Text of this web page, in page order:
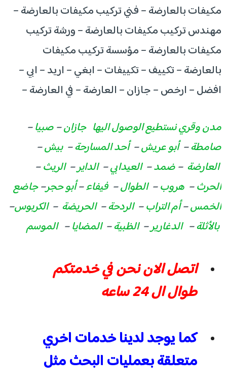
مكيفات بالعارضة – فني تركيب مكيفات بالعارضة –
مهندس تركيب مكيفات بالعارضة – ورشة تركيب
مكيفات بالعارضة – مؤسسة تركيب مكيفات
بالعارضة – تكييف – تكييفات – ابغي – اريد – ابي –
افضل – ارخص – جازان – العارضة – في العارضة –
مدن وقري نستطيع الوصول اليها جازان–صبيا–
صامطة–أبو عريش–أحد المسارحة– بيش–
العارضة –ضمد– العيدابي– الداير– الريث–
الحرث– هروب– الطوال– فيفاء–أبو حجر–جاضع
الخمس–أم التراب– الردحة– الحريضة –الكربوس–
بالأثلة– الدغارير– الظبية– المضايا– الموسم
اتصل الان نحن في خدمتكم
طوال ال 24 ساعه
كما يوجد لدينا خدمات اخري
متعلقة بعمليات البحث مثل